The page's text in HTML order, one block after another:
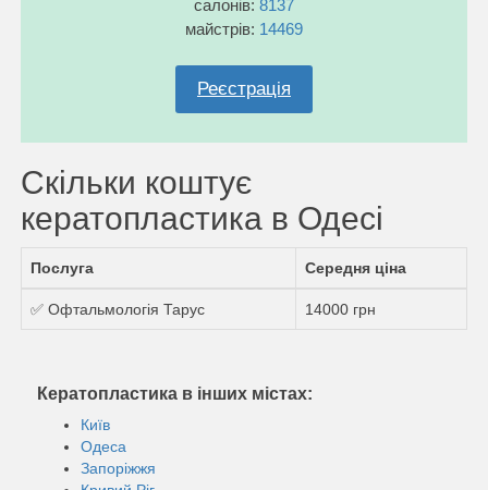
салонів: 8137
майстрів: 14469
Реєстрація
Скільки коштує
кератопластика в Одесі
Послуга Середня ціна
✅ Офтальмологія Тарус 14000 грн
Кератопластика в інших містах:
Київ
Одеса
Запоріжжя